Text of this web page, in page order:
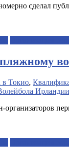
сделал
в Токио,
Ирландии
организаторов